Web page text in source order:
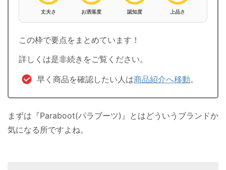
丈夫さ お洒落度 認知度 上品さ
この枠で要点をまとめています！
詳しくは是非続きをご覧ください。
早く商品を確認したい人は商品紹介へ移動。
まずは『Paraboot(パラブーツ)』とはどういうブランドか
気になる所ですよね。